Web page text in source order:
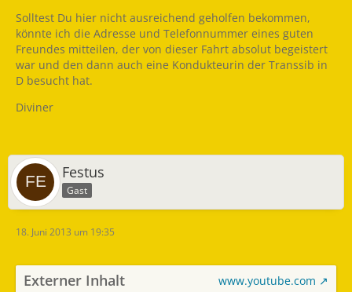
Solltest Du hier nicht ausreichend geholfen bekommen,
könnte ich die Adresse und Telefonnummer eines guten
Freundes mitteilen, der von dieser Fahrt absolut begeistert
war und den dann auch eine Kondukteurin der Transsib in
D besucht hat.
Diviner
Festus
Gast
18. Juni 2013 um 19:35
Externer Inhalt
www.youtube.com